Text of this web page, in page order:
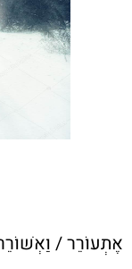
אֶתְעוֹרֵר / וַאְשׁוֹרֵר